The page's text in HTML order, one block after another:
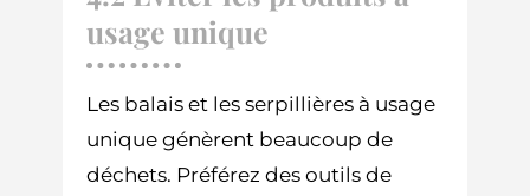
usage unique
Les balais et les serpillières à usage
unique génèrent beaucoup de
déchets. Préférez des outils de